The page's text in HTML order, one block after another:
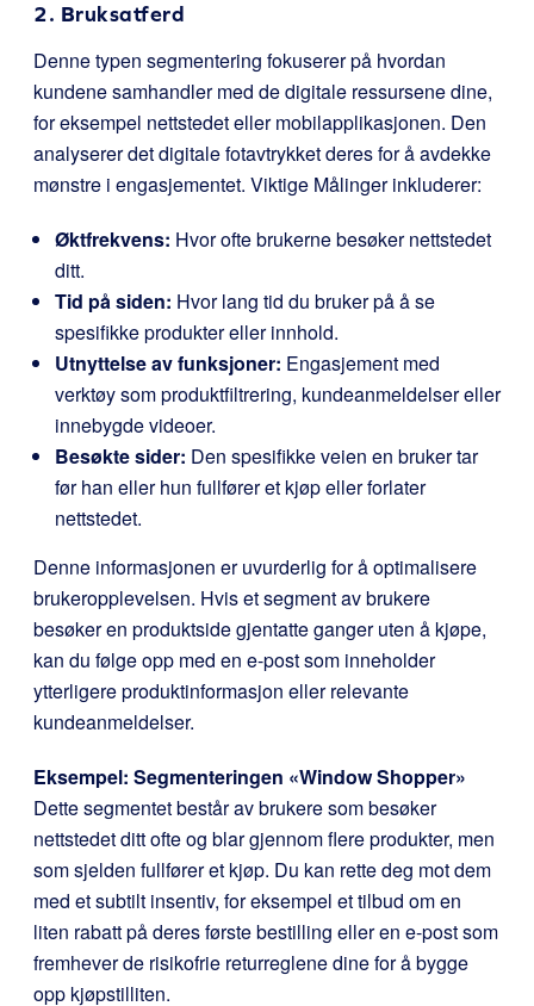
2. Bruksatferd
Denne typen segmentering fokuserer på hvordan
kundene samhandler med de digitale ressursene dine,
for eksempel nettstedet eller mobilapplikasjonen. Den
analyserer det digitale fotavtrykket deres for å avdekke
mønstre i engasjementet. Viktige Målinger inkluderer:
Øktfrekvens: Hvor ofte brukerne besøker nettstedet
ditt.
Tid på siden: Hvor lang tid du bruker på å se
spesifikke produkter eller innhold.
Utnyttelse av funksjoner: Engasjement med
verktøy som produktfiltrering, kundeanmeldelser eller
innebygde videoer.
Besøkte sider: Den spesifikke veien en bruker tar
før han eller hun fullfører et kjøp eller forlater
nettstedet.
Denne informasjonen er uvurderlig for å optimalisere
brukeropplevelsen. Hvis et segment av brukere
besøker en produktside gjentatte ganger uten å kjøpe,
kan du følge opp med en e-post som inneholder
ytterligere produktinformasjon eller relevante
kundeanmeldelser.
Eksempel: Segmenteringen «Window Shopper»
Dette segmentet består av brukere som besøker
nettstedet ditt ofte og blar gjennom flere produkter, men
som sjelden fullfører et kjøp. Du kan rette deg mot dem
med et subtilt insentiv, for eksempel et tilbud om en
liten rabatt på deres første bestilling eller en e-post som
fremhever de risikofrie returreglene dine for å bygge
opp kjøpstilliten.